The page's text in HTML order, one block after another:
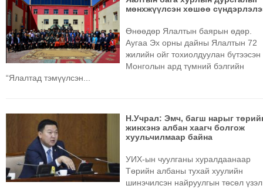
мөнхжүүлсэн хөшөө
Өнөөдөр Ялалтын баярын өдөр.
Аугаа Эх орны дайны Ялалтын 72
жилийн ойг тохиолдуулан бүтээсэн
Монголын ард түмний бэлгийн
“Ялалтад тэмүүлсэн...
Н.Учрал: Эмч, багш нарыг
жинхэнэ албан хаагч болгож
хуульчилмаар байна
УИХ-ын чуулганы хуралдаанаар
Төрийн албаны тухай хуулийн
шинэчилсэн найруулгын төсөл үзэл